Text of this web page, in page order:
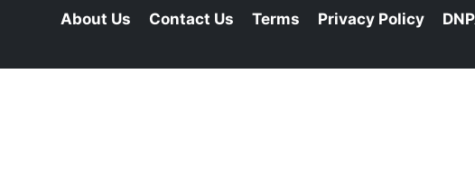
About Us Contact Us Terms Privacy Policy